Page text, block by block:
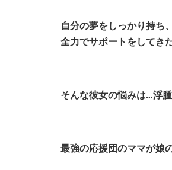
自分の夢をしっかり持ち
全力でサポートをしてき
そんな彼女の悩みは…浮
最強の応援団のママが娘